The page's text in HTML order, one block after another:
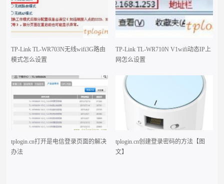
TP-Link TL-WR703N无线wifi3G路由
模式怎么设置
TP-Link TL-WR710N V1wifi动态IP上
网怎么设置
tplogin.cn打开是电信登录页面的解决
办法
tplogin.cn创建登录密码的方法【图
文】